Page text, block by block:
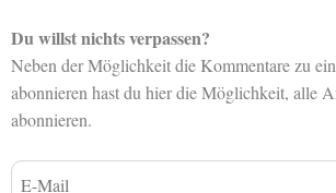
Du willst nichts verpassen?
Neben der Möglichkeit die Kommentare zu
abonnieren hast du hier die Möglichkeit, alle
abonnieren.